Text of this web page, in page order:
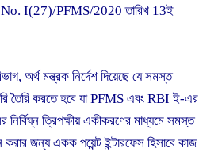
No. I(27)/PFMS/2020 তারিখ 13ই
অর্থ মন্ত্রক নির্দেশ দিয়েছে যে সমস্ত
তৈরি করতে হবে যা PFMS এবং RBI ই-এর
নির্বিঘ্ন ত্রিপক্ষীয় একীকরণের মাধ্যমে সমস্ত
করার জন্য একক পয়েন্ট ইন্টারফেস হিসাবে কাজ